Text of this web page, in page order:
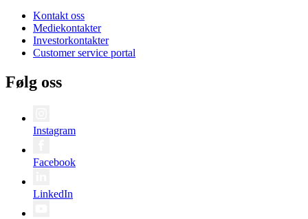
Kontakt oss
Mediekontakter
Investorkontakter
Customer service portal
Følg oss
Instagram
Facebook
LinkedIn